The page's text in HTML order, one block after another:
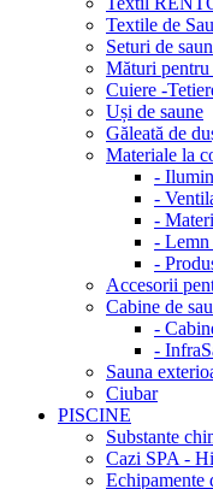
Textile de
Seturi de
Mături pentru
Cuiere -
Uși de saune
Găleată de
Materiale la
-
-
-
- Lemn
-
Accesorii
Cabine de
-
-
Sauna
Ciubar
PISCINE
Substante
Cazi SPA -
Echipamente